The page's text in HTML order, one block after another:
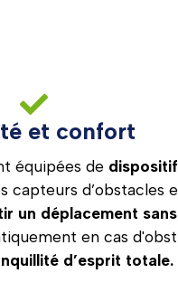
et confort
équipées de
capteurs d’obstacles
un déplacement
en cas
d’esprit totale.